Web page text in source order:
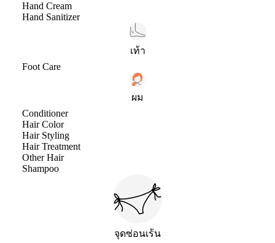
Hand Cream
Hand Sanitizer
เท้า
Foot Care
ผม
Conditioner
Hair Color
Hair Styling
Hair Treatment
Other Hair
Shampoo
จุดซ่อนเร้น